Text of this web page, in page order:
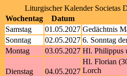
Liturgischer Kalender
Wochentag
Datum
Samstag
01.05.2027 Gedächtnis
Sonntag
02.05.2027 6. Sonntag
Montag
03.05.2027 Hl. Philippus
Dienstag 04.05.2027
Hl. Florian
Lorch